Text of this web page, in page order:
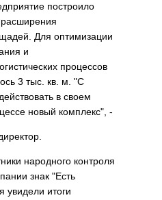
построило
Для оптимизации
и
процессов
3 тыс. кв. м. "С
в своем
новый комплекс", -
народного контроля
знак "Есть
увидели итоги